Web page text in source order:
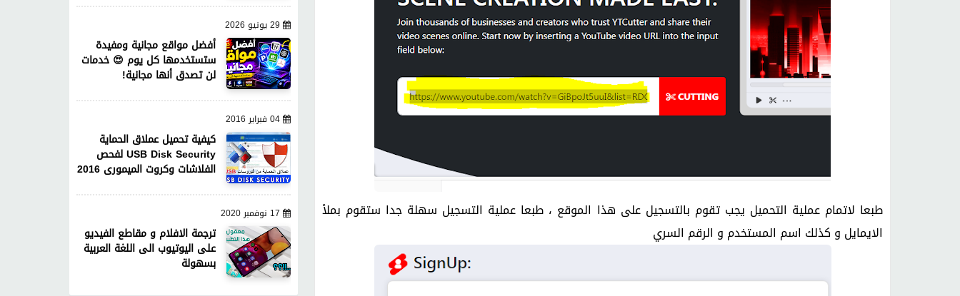
طبعا لاتمام عملية التحميل يجب تقوم بالتسجيل على هذا الموقع ، طبعا عملية التسجيل سهلة جدا ستقوم بملأ
الايمايل و كذلك اسم المستخدم و الرقم السري
29 يونيو 2026
أفضل مواقع مجانية ومفيدة
ستستخدمها كل يوم 😍 خدمات
لن تصدق أنها مجانية!
04 فبراير 2016
كيفية تحميل عملاق الحماية
USB Disk Security لفحص
الفلاشات وكروت الميمورى 2016
17 نوفمبر 2020
ترجمة الافلام و مقاطع الفيديو
على اليوتيوب الى اللغة العربية
بسهولة